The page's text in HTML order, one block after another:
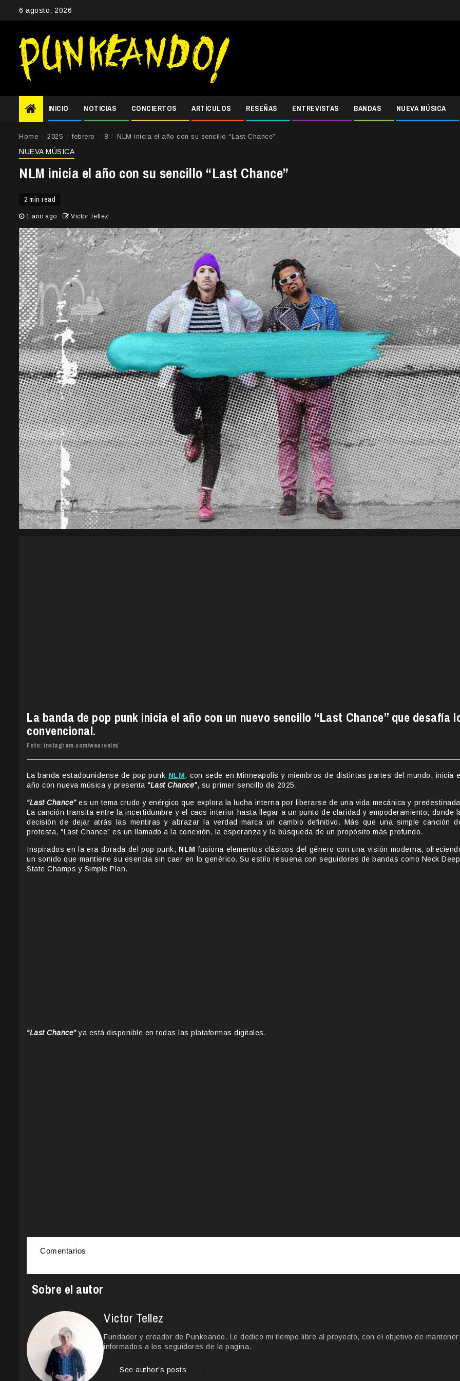
6 agosto, 2026
INICIO NOTICIAS CONCIERTOS ARTÍCULOS RESEÑAS ENTREVISTAS BANDAS NUEVA MÚSICA
Home 2025 febrero 8 NLM inicia el año con su sencillo “Last Chance”
NUEVA MÚSICA
NLM inicia el año con su sencillo “Last Chance”
2 min read
1 año ago Victor Tellez
La banda de pop punk inicia el año con un nuevo sencillo “Last Chance” que desafía
convencional.
Foto: instagram.com/wearenlm/
La banda estadounidense de pop punk NLM, con sede en Minneapolis y miembros de distintas partes del mundo, inicia el
año con nueva música y presenta “Last Chance”, su primer sencillo de 2025.
“Last Chance”es un tema crudo y enérgico que explora la lucha interna por liberarse de una vida mecánica y
La canción transita entre la incertidumbre y el caos interior hasta llegar a un punto de claridad y empoderamiento, donde
decisión de dejar atrás las mentiras y abrazar la verdad marca un cambio definitivo. Más que una simple canción
protesta, “Last Chance” es un llamado a la conexión, la esperanza y la búsqueda de un propósito más profundo.
Inspirados en la era dorada del pop punk, NLM fusiona elementos clásicos del género con una visión moderna,
un sonido que mantiene su esencia sin caer en lo genérico. Su estilo resuena con seguidores de bandas como Neck
State Champs y Simple Plan.
“Last Chance”ya está disponible en todas las plataformas digitales.
Comentarios
Sobre el autor
Victor Tellez
Fundador y creador de Punkeando. Le dedico mi tiempo libre al proyecto, con el objetivo de mantener
informados a los seguidores de la pagina.
See author's posts